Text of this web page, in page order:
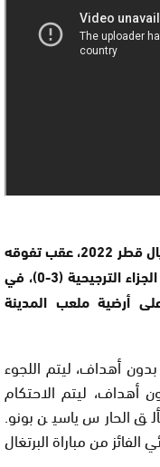
تأهل المنتخب المغربي إلى ربع نهاية مونديال قطر 2022، عقب تفوقه
على نظيره الإسباني بعد الاحتكام لضربات الجزاء الترجيحية (3-0)، في
على أرضية ملعب المدينة
أهداف، ليتم اللجوء
أهداف، ليتم الاحتكام
الحارس ياسين بونو.
من مباراة البرتغال